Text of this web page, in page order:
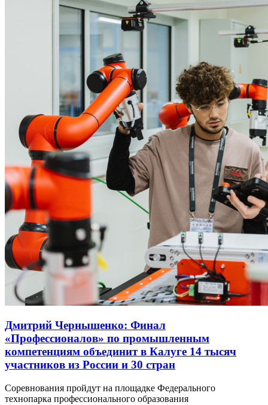
Дмитрий Чернышенко: Финал
«Профессионалов» по промышленным
компетенциям объединит в Калуге 14 тысяч
участников из России и 30 стран
Соревнования пройдут на площадке Федерального
технопарка профессионального образования